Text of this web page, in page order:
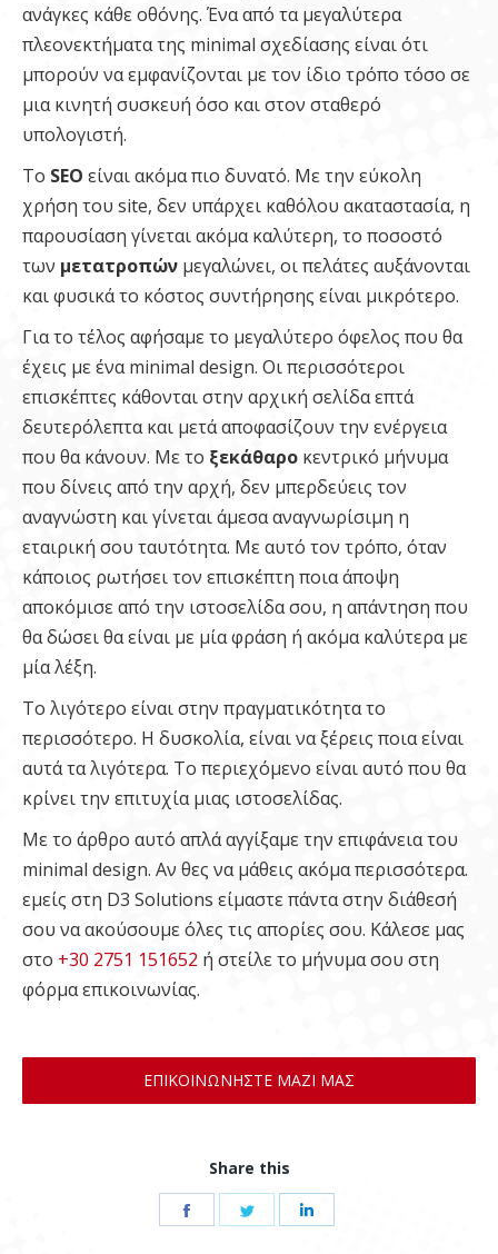
ανάγκες κάθε οθόνης. Ένα από τα μεγαλύτερα
πλεονεκτήματα της minimal σχεδίασης είναι ότι
μπορούν να εμφανίζονται με τον ίδιο τρόπο τόσο σε
μια κινητή συσκευή όσο και στον σταθερό
υπολογιστή.
Το SEO είναι ακόμα πιο δυνατό. Με την εύκολη
χρήση του site, δεν υπάρχει καθόλου ακαταστασία, η
παρουσίαση γίνεται ακόμα καλύτερη, το ποσοστό
των μετατροπών μεγαλώνει, οι πελάτες αυξάνονται
και φυσικά το κόστος συντήρησης είναι μικρότερο.
Για το τέλος αφήσαμε το μεγαλύτερο όφελος που θα
έχεις με ένα minimal design. Οι περισσότεροι
επισκέπτες κάθονται στην αρχική σελίδα επτά
δευτερόλεπτα και μετά αποφασίζουν την ενέργεια
που θα κάνουν. Με το ξεκάθαρο κεντρικό μήνυμα
που δίνεις από την αρχή, δεν μπερδεύεις τον
αναγνώστη και γίνεται άμεσα αναγνωρίσιμη η
εταιρική σου ταυτότητα. Με αυτό τον τρόπο, όταν
κάποιος ρωτήσει τον επισκέπτη ποια άποψη
αποκόμισε από την ιστοσελίδα σου, η απάντηση που
θα δώσει θα είναι με μία φράση ή ακόμα καλύτερα με
μία λέξη.
Το λιγότερο είναι στην πραγματικότητα το
περισσότερο. Η δυσκολία, είναι να ξέρεις ποια είναι
αυτά τα λιγότερα. Το περιεχόμενο είναι αυτό που θα
κρίνει την επιτυχία μιας ιστοσελίδας.
Με το άρθρο αυτό απλά αγγίξαμε την επιφάνεια του
minimal design. Αν θες να μάθεις ακόμα περισσότερα.
εμείς στη D3 Solutions είμαστε πάντα στην διάθεσή
σου να ακούσουμε όλες τις απορίες σου. Κάλεσε μας
στο +30 2751 151652 ή στείλε το μήνυμα σου στη
φόρμα επικοινωνίας.
ΕΠΙΚΟΙΝΩΝΗΣΤΕ ΜΑΖΙ ΜΑΣ
Share this
Share
Share